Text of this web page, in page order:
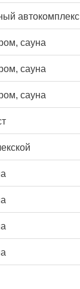
автокомплекс
сауна
сауна
сауна